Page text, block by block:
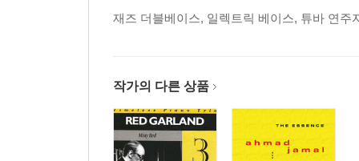
재즈 더블베이스, 일렉트릭 베이스, 튜바 연주
작가의 다른 상품